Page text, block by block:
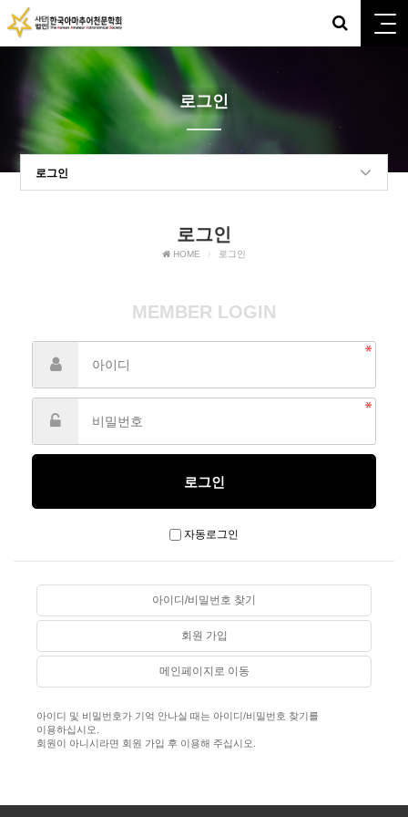
로그인
로그인
로그인
HOME 로그인
MEMBER LOGIN
자동로그인
아이디/비밀번호 찾기
회원 가입
메인페이지로 이동
아이디 및 비밀번호가 기억 안나실 때는 아이디/비밀번호 찾기를
이용하십시오.
회원이 아니시라면 회원 가입 후 이용해 주십시오.